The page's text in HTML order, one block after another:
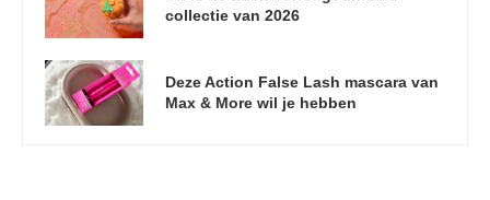
collectie van 2026
Deze Action False Lash mascara van
Max & More wil je hebben